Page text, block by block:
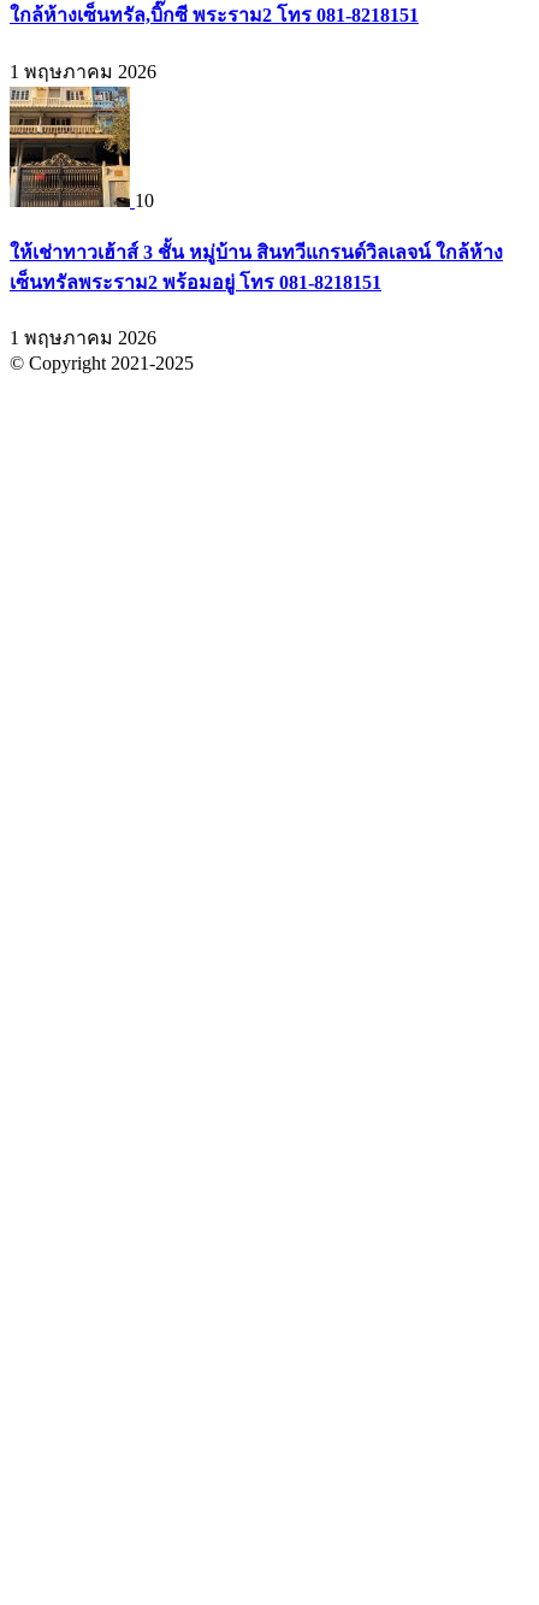
ใกล้ห้างเซ็นทรัล,บิ๊กซี พระราม2 โทร 081-8218151
1 พฤษภาคม 2026
10
ให้เช่าทาวเฮ้าส์ 3 ชั้น หมู่บ้าน สินทวีแกรนด์วิลเลจน์ ใกล้ห้าง
เซ็นทรัลพระราม2 พร้อมอยู่ โทร 081-8218151
1 พฤษภาคม 2026
© Copyright 2021-2025